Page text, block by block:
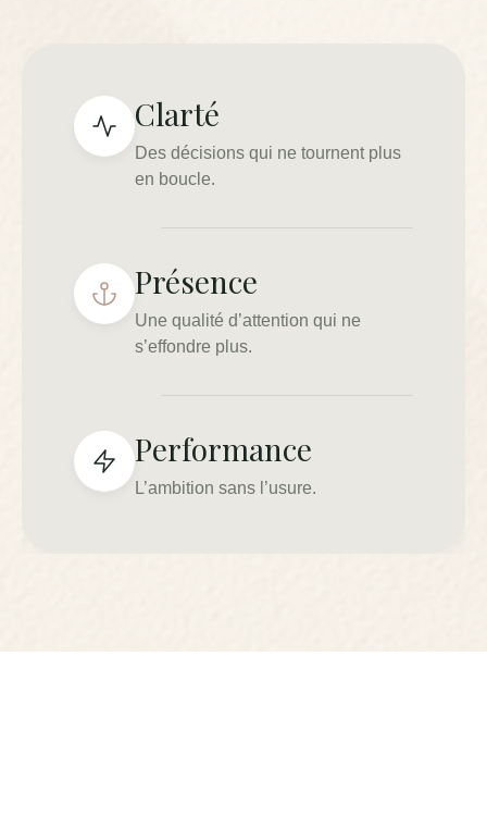
Clarté
Des décisions qui ne tournent plus
en boucle.
Présence
Une qualité d’attention qui ne
s’effondre plus.
Performance
L’ambition sans l’usure.